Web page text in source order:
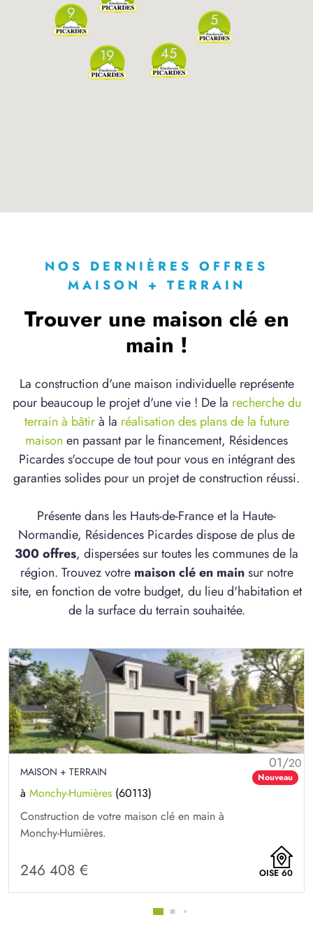
45
19
9
5
NOS DERNIÈRES OFFRES
MAISON + TERRAIN
Trouver une maison clé en
main !
La construction d'une maison individuelle représente
pour beaucoup le projet d'une vie ! De la recherche du
terrain à bâtirà la réalisation des plans de la future
maison en passant par le financement, Résidences
Picardes s'occupe de tout pour vous en intégrant des
garanties solides pour un projet de construction réussi.
Présente dans les Hauts-de-France et la Haute-
Normandie, Résidences Picardes dispose de plus de
300 offres, dispersées sur toutes les communes de la
région. Trouvez votre maison clé en mainsur notre
site, en fonction de votre budget, du lieu d'habitation et
de la surface du terrain souhaitée.
01/20
Nouveau
MAISON + TERRAIN
à Monchy-Humières (60113)
Construction de votre maison clé en main à
Monchy-Humières.
246 408 € OISE 60